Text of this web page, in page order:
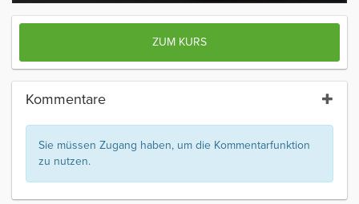
ZUM KURS
Kommentare
Sie müssen Zugang haben, um die Kommentarfunktion
zu nutzen.